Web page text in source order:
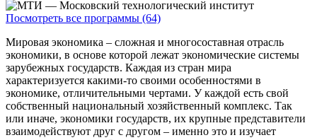
Посмотреть все программы (64)
Мировая экономика – сложная и многосоставная отрасль
экономики, в основе которой лежат экономические системы
зарубежных государств. Каждая из стран мира
характеризуется какими-то своими особенностями в
экономике, отличительными чертами. У каждой есть свой
собственный национальный хозяйственный комплекс. Так
или иначе, экономики государств, их крупные представители
взаимодействуют друг с другом – именно это и изучает